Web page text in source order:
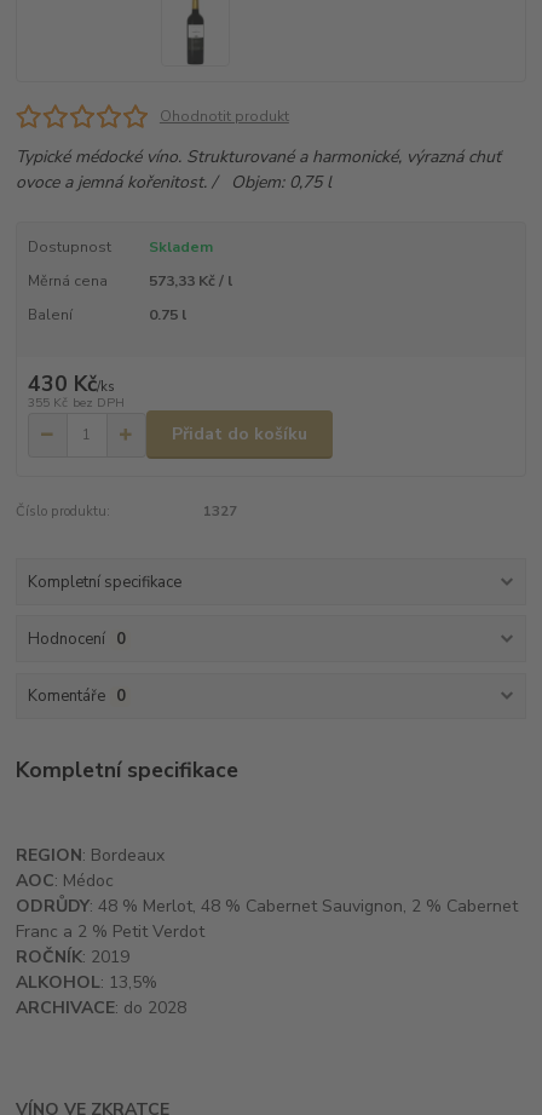
Ohodnotit produkt
Typické médocké víno. Strukturované a harmonické, výrazná chuť
ovoce a jemná kořenitost. / Objem: 0,75 l
Dostupnost
Skladem
Měrná cena
573,33 Kč / l
Balení
0.75 l
430 Kč/ks
355 Kč bez DPH
Přidat do košíku
Číslo produktu: 1327
Kompletní specifikace
Hodnocení 0
Komentáře 0
Kompletní specifikace
REGION: Bordeaux
AOC: Médoc
ODRŮDY: 48 % Merlot, 48 % Cabernet Sauvignon, 2 % Cabernet
Franc a 2 % Petit Verdot
ROČNÍK: 2019
ALKOHOL: 13,5%
ARCHIVACE: do 2028
VÍNO VE ZKRATCE